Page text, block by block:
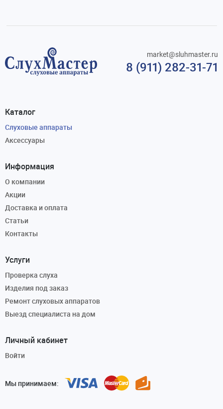
8 (911) 282-31-71
market@sluhmaster.ru
Каталог
Слуховые аппараты
Аксессуары
Информация
О компании
Акции
Доставка и оплата
Статьи
Контакты
Услуги
Проверка слуха
Изделия под заказ
Ремонт слуховых аппаратов
Выезд специалиста на дом
Личный кабинет
Войти
Мы принимаем: